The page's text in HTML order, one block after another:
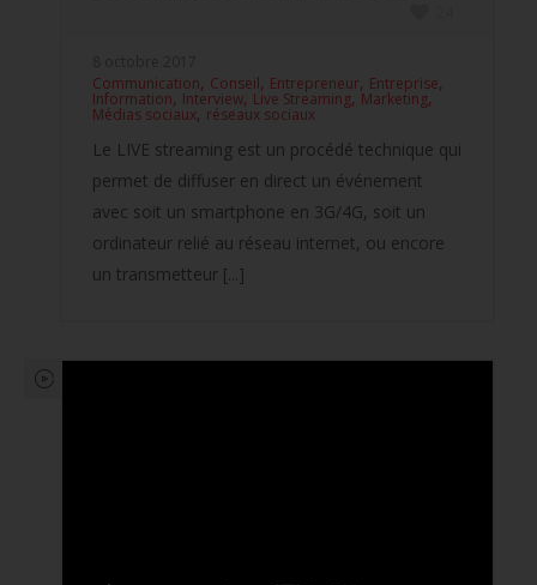
Communication, Conseil, Entrepreneur, Entreprise,
Information, Interview, Live Streaming, Marketing,
Médias sociaux, réseaux sociaux
Le LIVE streaming est un procédé technique qui
permet de diffuser en direct un événement
avec soit un smartphone en 3G/4G, soit un
ordinateur relié au réseau internet, ou encore
un transmetteur [...]